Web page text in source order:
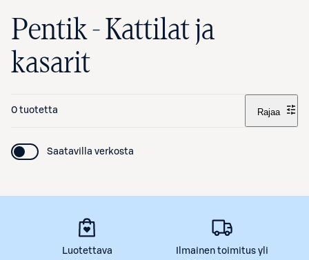
Pentik - Kattilat ja
kasarit
0 tuotetta Rajaa
Saatavilla verkosta
Luotettava
Ilmainen toimitus yli